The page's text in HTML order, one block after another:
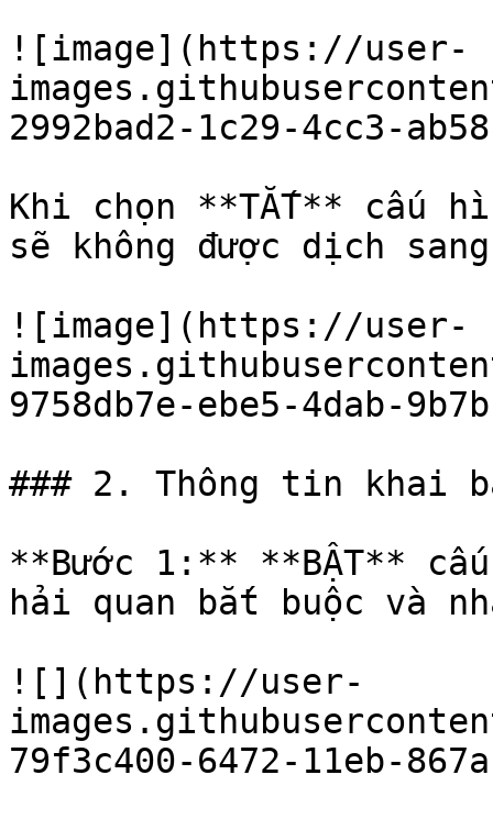
![image](https://user-
2992bad2-1c29-4cc3-
Khi chọn **TẮT** cấu
sẽ không được dịch
![image](https://user-
9758db7e-ebe5-4dab-
### 2. Thông tin khai
**Bước 1:** **BẬT**
hải quan bắt buộc và
![](https://user-
79f3c400-6472-11eb-